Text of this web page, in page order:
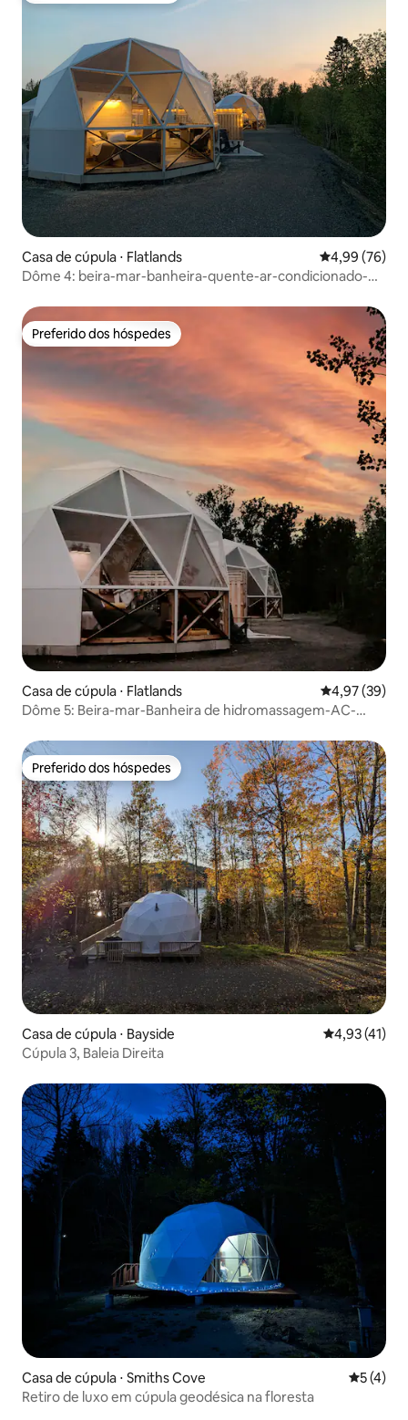
Casa de cúpula ⋅ Flatlands 4,99 de uma
4,99 (76)
Dôme 4: beira-mar-banheira-quente-ar-condicionado-
Preferido dos hóspedes
Preferido dos hóspedes
Casa de cúpula ⋅ Flatlands 4,97 de uma
4,97 (39)
Dôme 5: Beira-mar-Banheira de hidromassagem-AC-
Preferido dos hóspedes
Preferido dos hóspedes
Casa de cúpula ⋅ Bayside 4,93 de uma
4,93 (41)
Cúpula 3, Baleia Direita
Casa de cúpula ⋅ Smiths Cove 5 de
5 (4)
Retiro de luxo em cúpula geodésica na floresta